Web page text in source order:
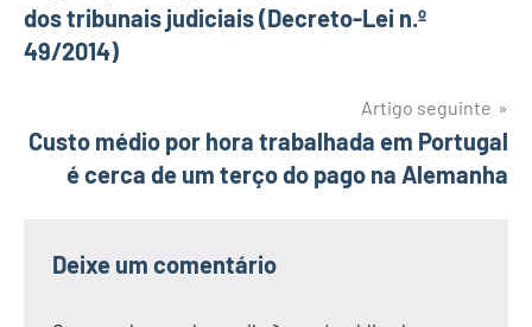
artigos
dos tribunais judiciais (Decreto-Lei n.º
49/2014)
Artigo seguinte
Custo médio por hora trabalhada em Portugal
é cerca de um terço do pago na Alemanha
Deixe um comentário